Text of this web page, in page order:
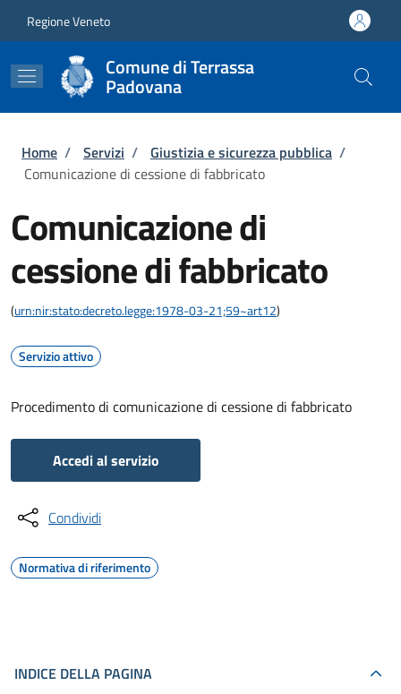
Regione Veneto
Comune di Terrassa
Padovana
Briciole di pane
Home / Servizi / Giustizia e sicurezza pubblica /
Comunicazione di cessione di fabbricato
Comunicazione di
cessione di fabbricato
(urn:nir:stato:decreto.legge:1978-03-21;59~art12)
Servizio attivo
Procedimento di comunicazione di cessione di fabbricato
Accedi al servizio
Condividi
Normativa di riferimento
INDICE DELLA PAGINA